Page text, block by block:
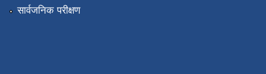
सार्वजनिक परीक्षण